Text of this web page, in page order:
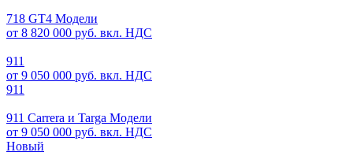
718 GT4 Модели
от 8 820 000 руб. вкл. НДС
911
от 9 050 000 руб. вкл. НДС
911
911 Carrera и Targa Модели
от 9 050 000 руб. вкл. НДС
Новый